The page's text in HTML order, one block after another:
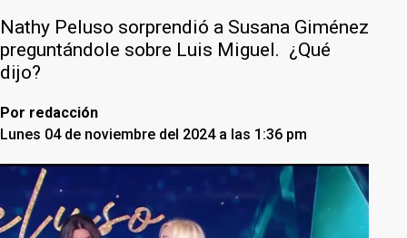
Nathy Peluso sorprendió a Susana Giménez
preguntándole sobre Luis Miguel. ¿Qué
dijo?
Por redacción
Lunes 04 de noviembre del 2024 a las 1:36 pm